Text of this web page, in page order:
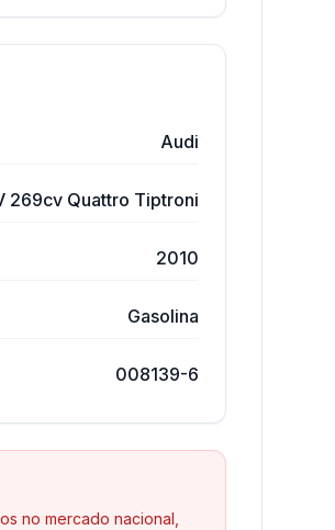
Audi
269cv Quattro Tiptroni
2010
Gasolina
008139-6
no mercado nacional,